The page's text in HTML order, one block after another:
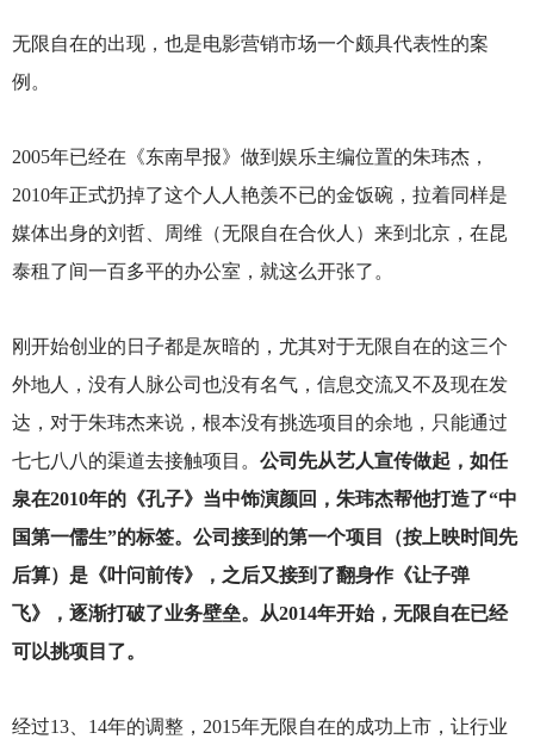
无限自在的出现，也是电影营销市场一个颇具代表性的案
例。
2005年已经在《东南早报》做到娱乐主编位置的朱玮杰，
2010年正式扔掉了这个人人艳羡不已的金饭碗，拉着同样是
媒体出身的刘哲、周维（无限自在合伙人）来到北京，在昆
泰租了间一百多平的办公室，就这么开张了。
刚开始创业的日子都是灰暗的，尤其对于无限自在的这三个
外地人，没有人脉公司也没有名气，信息交流又不及现在发
达，对于朱玮杰来说，根本没有挑选项目的余地，只能通过
七七八八的渠道去接触项目。 公司先从艺人宣传做起，如任
泉在2010年的《孔子》当中饰演颜回，朱玮杰帮他打造了“中
国第一儒生”的标签。公司接到的第一个项目（按上映时间先
后算）是《叶问前传》，之后又接到了翻身作《让子弹
飞》，逐渐打破了业务壁垒。从2014年开始，无限自在已经
可以挑项目了。
经过13、14年的调整，2015年无限自在的成功上市，让行业